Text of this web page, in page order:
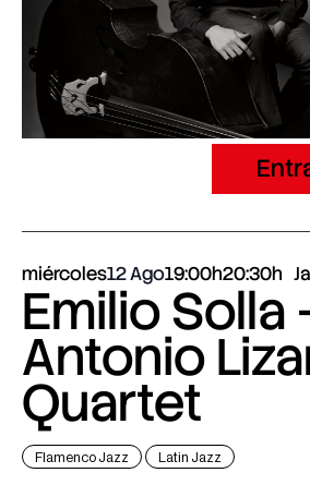
miércoles12 Ago19:00h20:30h
Emilio Solla
Antonio
Quartet
Flamenco Jazz Latin Jazz